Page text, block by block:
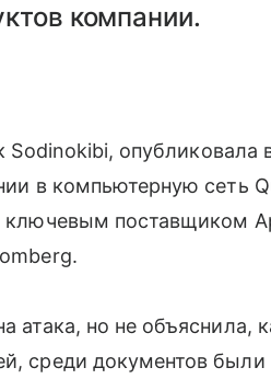
компании.
Sodinokibi, опубликовала
в компьютерную сеть
ключевым поставщиком
атака, но не объяснила,
среди документов были